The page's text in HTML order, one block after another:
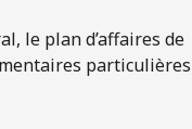
le plan d’affaires de
particulières